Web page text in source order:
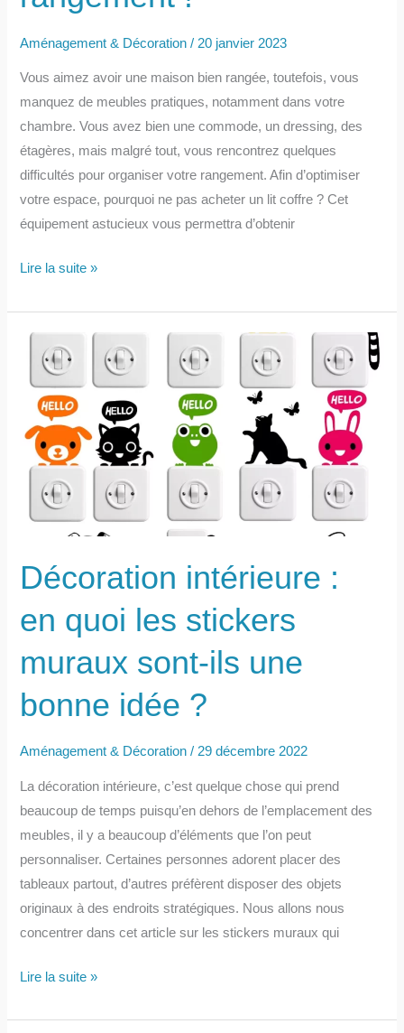
Aménagement & Décoration / 20 janvier 2023
Vous aimez avoir une maison bien rangée, toutefois, vous
manquez de meubles pratiques, notamment dans votre
chambre. Vous avez bien une commode, un dressing, des
étagères, mais malgré tout, vous rencontrez quelques
difficultés pour organiser votre rangement. Afin d’optimiser
votre espace, pourquoi ne pas acheter un lit coffre ? Cet
équipement astucieux vous permettra d’obtenir
Le
coffre,
bien
plus
qu’un
simple
lit
véritable
rangement
Lire la suite »
Décoration intérieure :
en quoi les stickers
muraux sont-ils une
bonne idée ?
Aménagement & Décoration /29 décembre 2022
La décoration intérieure, c’est quelque chose qui prend
beaucoup de temps puisqu’en dehors de l’emplacement des
meubles, il y a beaucoup d’éléments que l’on peut
personnaliser. Certaines personnes adorent placer des
tableaux partout, d’autres préfèrent disposer des objets
originaux à des endroits stratégiques. Nous allons nous
concentrer dans cet article sur les stickers muraux qui
Décoration
:
Lire la suite »